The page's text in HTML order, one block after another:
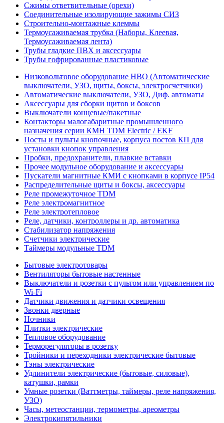
Сжимы ответвительные (орехи)
Соединительные изолирующие зажимы СИЗ
Строительно-монтажные клеммы
Термоусаживаемая трубка (Наборы, Клеевая,
Термоусаживаемая лента)
Трубы гладкие ПВХ и аксессуары
Трубы гофрированные пластиковые
Низковольтовое оборудование НВО (Автоматические
выключатели, УЗО, щиты, боксы, электросчетчики)
Автоматические выключатели, УЗО, Диф. автоматы
Аксессуары для сборки щитов и боксов
Выключатели концевые/пакетные
Контакторы малогабаритные промышленного
назначения серии КМН TDM Electric / EKF
Посты и пульты кнопочные, корпуса постов КП для
установки кнопок управления
Пробки, предохранители, плавкие вставки
Прочее модульное оборудование и аксессуары
Пускатели магнитные КМИ с кнопками в корпусе IP54
Распределительные щиты и боксы, аксессуары
Реле промежуточное TDM
Реле электромагнитное
Реле электротепловое
Реле, датчики, контроллеры и др. автоматика
Стабилизатор напряжения
Счетчики электрические
Таймеры модульные TDM
Бытовые электротовары
Вентиляторы бытовые настенные
Выключатели и розетки с пультом или управлением по
Wi-Fi
Датчики движения и датчики освещения
Звонки дверные
Ночники
Плитки электрические
Тепловое оборудование
Терморегуляторы в розетку
Тройники и переходники электрические бытовые
Тэны электрические
Удлинители электрические (бытовые, силовые),
катушки, рамки
Умные розетки (Ваттметры, таймеры, реле напряжения,
УЗО)
Часы, метеостанции, термометры, ареометры
Электрокипятильники